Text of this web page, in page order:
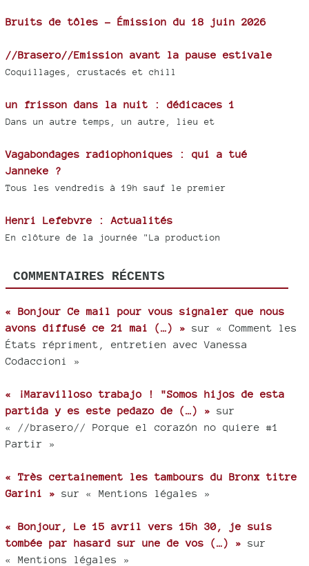
Bruits de tôles - Émission du 18 juin 2026
//Brasero//Emission avant la pause estivale
Coquillages, crustacés et chill
un frisson dans la nuit : dédicaces 1
Dans un autre temps, un autre, lieu et
Vagabondages radiophoniques : qui a tué
Janneke ?
Tous les vendredis à 19h sauf le premier
Henri Lefebvre : Actualités
En clôture de la journée "La production
COMMENTAIRES RÉCENTS
« Bonjour Ce mail pour vous signaler que nous
avons diffusé ce 21 mai (…) » sur « Comment les
États répriment, entretien avec Vanessa
Codaccioni »
« ¡Maravilloso trabajo ! "Somos hijos de esta
partida y es este pedazo de (…) » sur
« //brasero// Porque el corazón no quiere #1
Partir »
« Très certainement les tambours du Bronx titre
Garini » sur « Mentions légales »
« Bonjour, Le 15 avril vers 15h 30, je suis
tombée par hasard sur une de vos (…) » sur
« Mentions légales »